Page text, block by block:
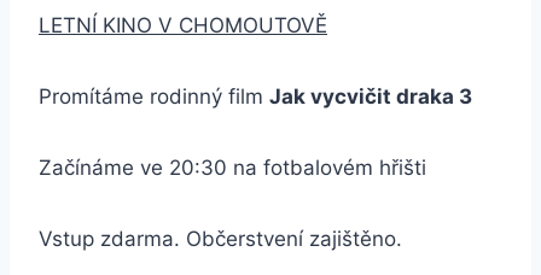
LETNÍ KINO V CHOMOUTOVĚ
Promítáme rodinný film Jak vycvičit draka 3
Začínáme ve 20:30 na fotbalovém hřišti
Vstup zdarma. Občerstvení zajištěno.